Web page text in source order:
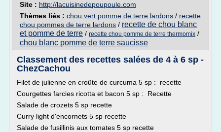
Site : http://lacuisinedepoupoule.com
Thèmes liés : chou vert pomme de terre lardons / recette
chou pommes de terre lardons / recette de chou blanc
et pomme de terre / recette chou pomme de terre thermomix /
chou blanc pomme de terre saucisse
Classement des recettes salées de 4 à 6 sp -
ChezCachou
Filet de julienne en croûte de curcuma 5 sp : recette
Courgettes farcies ricotta et bacon 5 sp : Recette
Salade de crozets 5 sp recette
Curry light d'encornets 5 sp recette
Salade de fusillinis aux tomates 5 sp recette